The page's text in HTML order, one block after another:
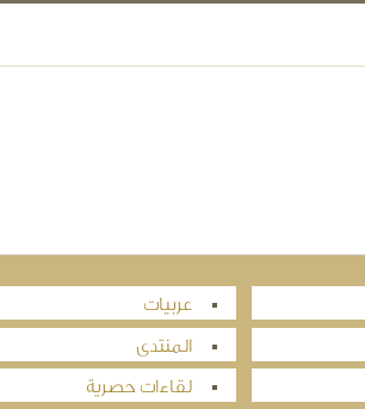
عربيات
المنتدى
لقاءات حصرية